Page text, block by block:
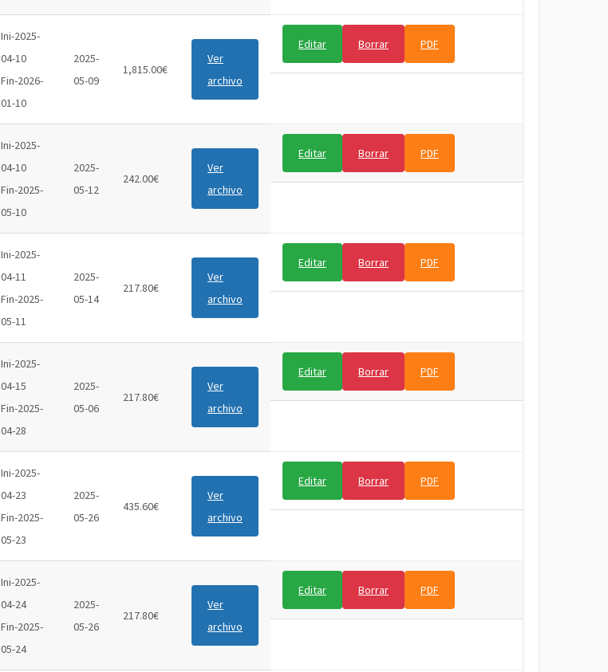
Ini-2025-
04-10
Fin-2026-
01-10
2025-
05-09
1,815.00€
Ver
archivo
Editar Borrar PDF
Ini-2025-
04-10
Fin-2025-
05-10
2025-
05-12
242.00€
Ver
archivo
Editar Borrar PDF
Ini-2025-
04-11
Fin-2025-
05-11
2025-
05-14
217.80€
Ver
archivo
Editar Borrar PDF
Ini-2025-
04-15
Fin-2025-
04-28
2025-
05-06
217.80€
Ver
archivo
Editar Borrar PDF
Ini-2025-
04-23
Fin-2025-
05-23
2025-
05-26
435.60€
Ver
archivo
Editar Borrar PDF
Ini-2025-
04-24
Fin-2025-
05-24
2025-
05-26
217.80€
Ver
archivo
Editar Borrar PDF